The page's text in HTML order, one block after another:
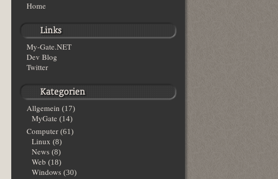
Home
My-Gate.NET
Dev Blog
Twitter
Allgemein (17)
MyGate (14)
Computer (61)
Linux (8)
News (8)
Web (18)
Windows (30)